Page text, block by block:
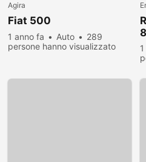
Agira
Fiat 500
1 anno fa Auto
289
persone hanno visualizzato